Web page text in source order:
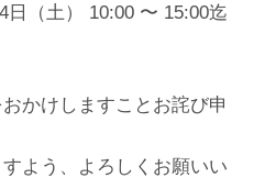
日（土） 10:00 〜 15:00迄
かけしますことお詫び申
よう、よろしくお願いい